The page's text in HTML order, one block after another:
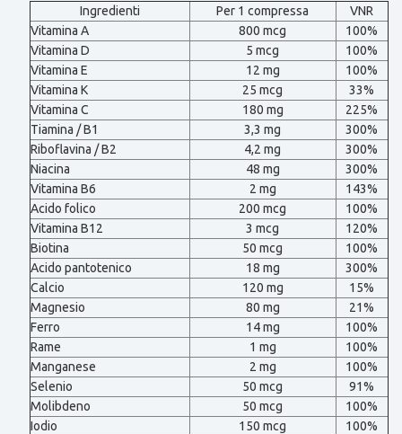
Ingredienti Per 1 compressa
VNR
Vitamina A
800 mcg
100%
Vitamina D
5 mcg
100%
Vitamina E
12 mg
100%
Vitamina K
25 mcg
33%
Vitamina C
180 mg
225%
Tiamina / B1
3,3 mg
300%
Riboflavina / B2
4,2 mg
300%
Niacina
48 mg
300%
Vitamina B6
2 mg
143%
Acido folico
200 mcg
100%
Vitamina B12
3 mcg
120%
Biotina
50 mcg
100%
Acido pantotenico
18 mg
300%
Calcio
120 mg
15%
Magnesio
80 mg
21%
Ferro
14 mg
100%
Rame
1 mg
100%
Manganese
2 mg
100%
Selenio
50 mcg
91%
Molibdeno
50 mcg
100%
Iodio
150 mcg
100%